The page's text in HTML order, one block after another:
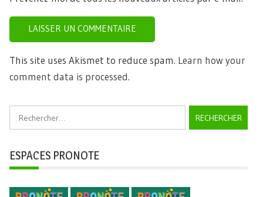
This site uses Akismet to reduce spam. Learn how your
comment data is processed.
Rechercher :
ESPACES PRONOTE